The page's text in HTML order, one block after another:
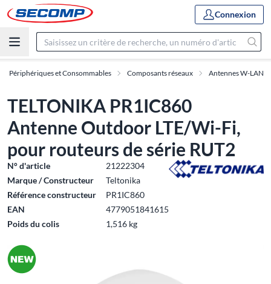
Connexion
Périphériques et Consommables Composants réseaux Antennes W-LAN
TELTONIKA PR1IC860
Antenne Outdoor LTE/Wi-Fi,
pour routeurs de série RUT2
N° d'article
21222304
Marque / Constructeur
Teltonika
Référence constructeur
PR1IC860
EAN
4779051841615
Poids du colis
1,516 kg